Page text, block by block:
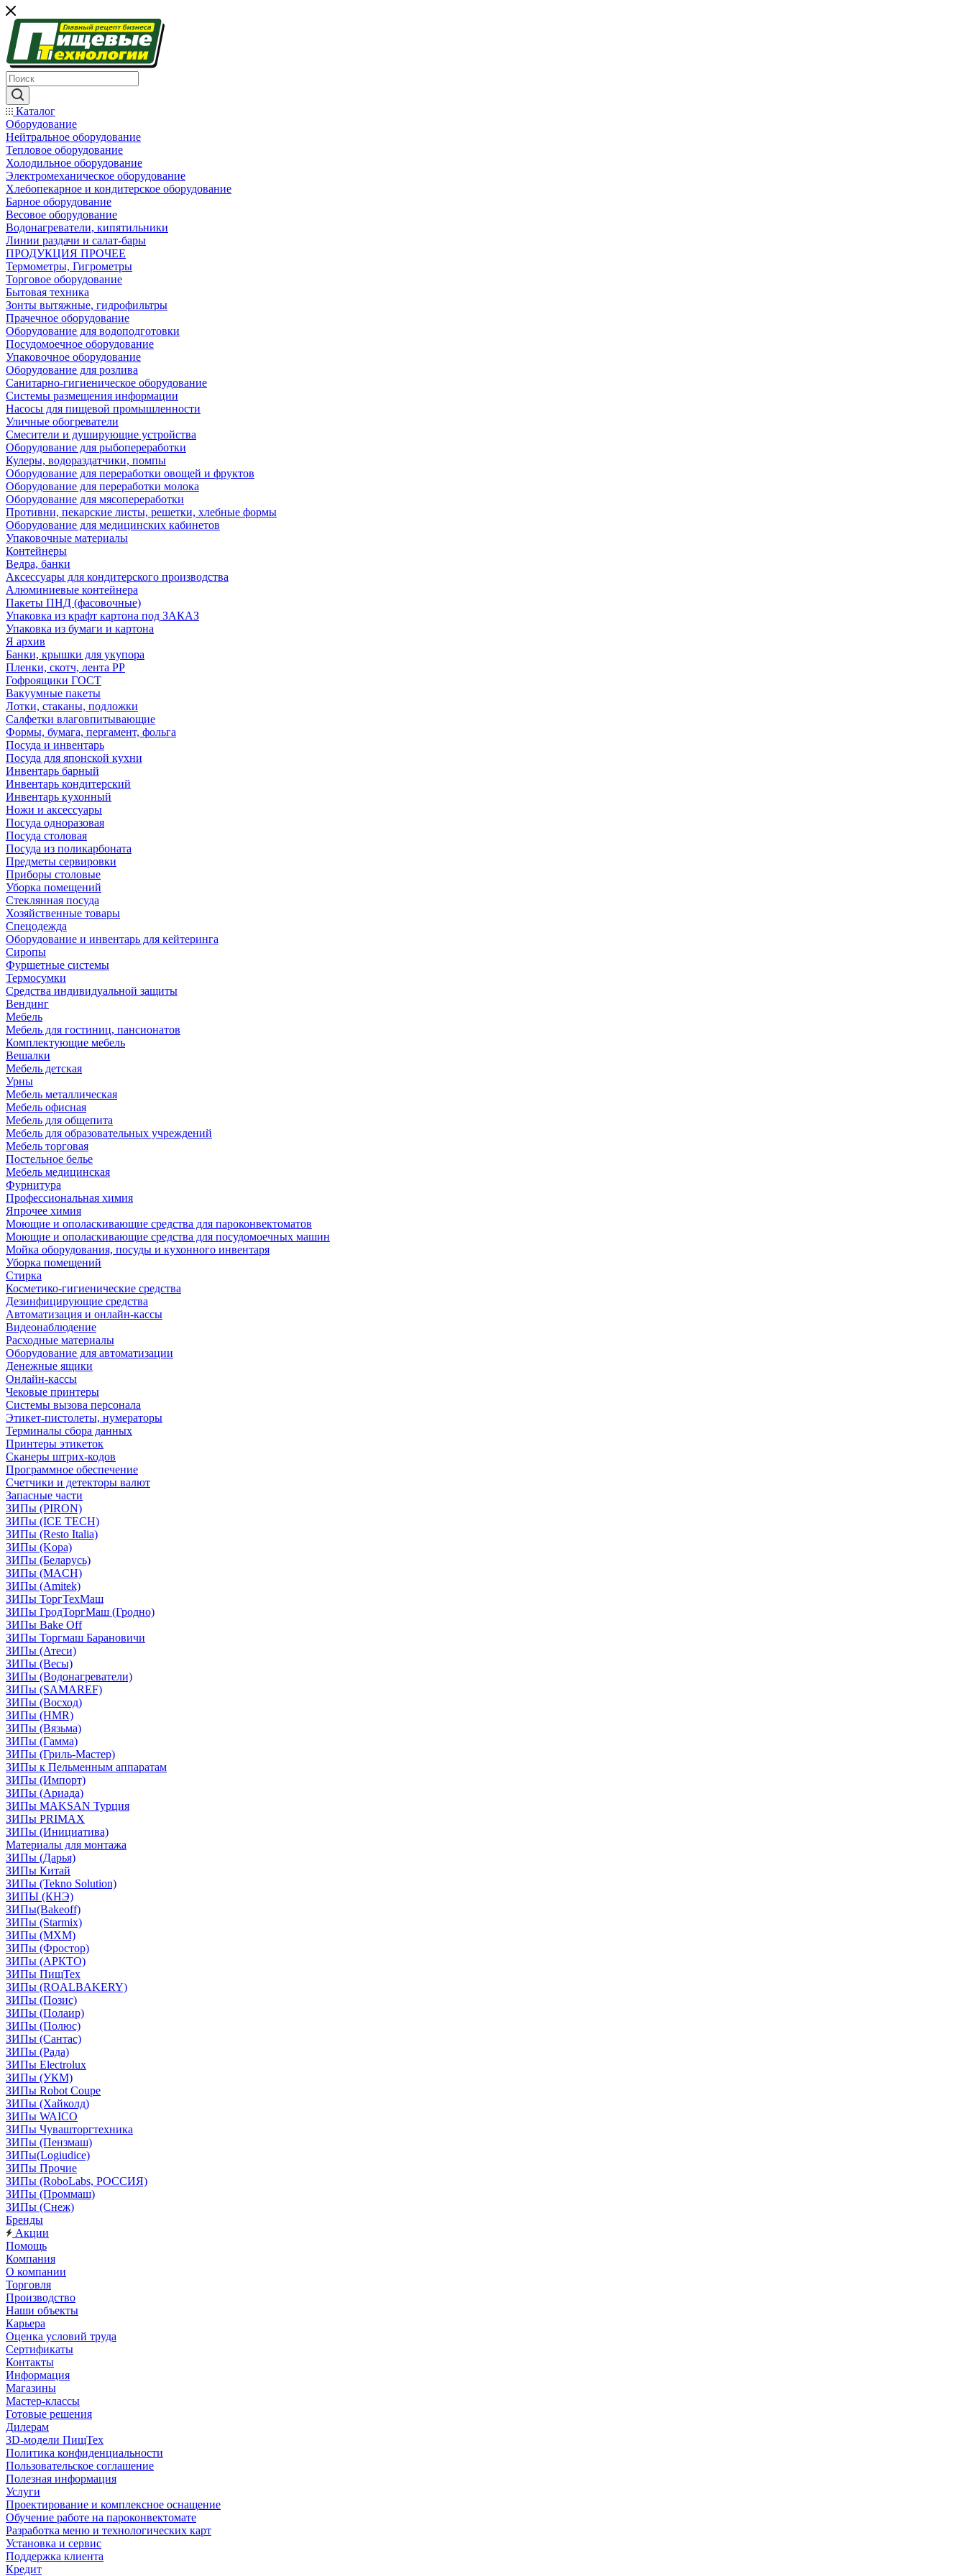
Каталог
Оборудование
Нейтральное оборудование
Тепловое оборудование
Холодильное оборудование
Электромеханическое оборудование
Хлебопекарное и кондитерское оборудование
Барное оборудование
Весовое оборудование
Водонагреватели, кипятильники
Линии раздачи и салат-бары
ПРОДУКЦИЯ ПРОЧЕЕ
Термометры, Гигрометры
Торговое оборудование
Бытовая техника
Зонты вытяжные, гидрофильтры
Прачечное оборудование
Оборудование для водоподготовки
Посудомоечное оборудование
Упаковочное оборудование
Оборудование для розлива
Санитарно-гигиеническое оборудование
Системы размещения информации
Насосы для пищевой промышленности
Уличные обогреватели
Смесители и душирующие устройства
Оборудование для рыбопереработки
Кулеры, водораздатчики, помпы
Оборудование для переработки овощей и фруктов
Оборудование для переработки молока
Оборудование для мясопереработки
Противни, пекарские листы, решетки, хлебные формы
Оборудование для медицинских кабинетов
Упаковочные материалы
Контейнеры
Ведра, банки
Аксессуары для кондитерского производства
Алюминиевые контейнера
Пакеты ПНД (фасовочные)
Упаковка из крафт картона под ЗАКАЗ
Упаковка из бумаги и картона
Я архив
Банки, крышки для укупора
Пленки, скотч, лента РР
Гофроящики ГОСТ
Вакуумные пакеты
Лотки, стаканы, подложки
Салфетки влаговпитывающие
Формы, бумага, пергамент, фольга
Посуда и инвентарь
Посуда для японской кухни
Инвентарь барный
Инвентарь кондитерский
Инвентарь кухонный
Ножи и аксессуары
Посуда одноразовая
Посуда столовая
Посуда из поликарбоната
Предметы сервировки
Приборы столовые
Уборка помещений
Стеклянная посуда
Хозяйственные товары
Спецодежда
Оборудование и инвентарь для кейтеринга
Сиропы
Фуршетные системы
Термосумки
Средства индивидуальной защиты
Вендинг
Мебель
Мебель для гостиниц, пансионатов
Комплектующие мебель
Вешалки
Мебель детская
Урны
Мебель металлическая
Мебель офисная
Мебель для общепита
Мебель для образовательных учреждений
Мебель торговая
Постельное белье
Мебель медицинская
Фурнитура
Профессиональная химия
Япрочее химия
Моющие и ополаскивающие средства для пароконвектоматов
Моющие и ополаскивающие средства для посудомоечных машин
Мойка оборудования, посуды и кухонного инвентаря
Уборка помещений
Стирка
Косметико-гигиенические средства
Дезинфицирующие средства
Автоматизация и онлайн-кассы
Видеонаблюдение
Расходные материалы
Оборудование для автоматизации
Денежные ящики
Онлайн-кассы
Чековые принтеры
Системы вызова персонала
Этикет-пистолеты, нумераторы
Терминалы сбора данных
Принтеры этикеток
Сканеры штрих-кодов
Программное обеспечение
Счетчики и детекторы валют
Запасные части
ЗИПы (PIRON)
ЗИПы (ICE TECH)
ЗИПы (Resto Italia)
ЗИПы (Kopa)
ЗИПы (Беларусь)
ЗИПы (MACH)
ЗИПы (Amitek)
ЗИПы ТоргТехМаш
ЗИПы ГродТоргМаш (Гродно)
ЗИПы Bake Off
ЗИПы Торгмаш Барановичи
ЗИПы (Атеси)
ЗИПы (Весы)
ЗИПы (Водонагреватели)
ЗИПы (SAMAREF)
ЗИПы (Восход)
ЗИПы (HMR)
ЗИПы (Вязьма)
ЗИПы (Гамма)
ЗИПы (Гриль-Мастер)
ЗИПы к Пельменным аппаратам
ЗИПы (Импорт)
ЗИПы (Ариада)
ЗИПы MAKSAN Турция
ЗИПы PRIMAX
ЗИПы (Инициатива)
Материалы для монтажа
ЗИПы (Дарья)
ЗИПы Китай
ЗИПы (Tekno Solution)
ЗИПЫ (КНЭ)
ЗИПы(Bakeoff)
ЗИПы (Starmix)
ЗИПы (МХМ)
ЗИПы (Фростор)
ЗИПы (АРКТО)
ЗИПы ПищТех
ЗИПы (ROALBAKERY)
ЗИПы (Позис)
ЗИПы (Полаир)
ЗИПы (Полюс)
ЗИПы (Сантас)
ЗИПы (Рада)
ЗИПы Electrolux
ЗИПы (УКМ)
ЗИПы Robot Coupe
ЗИПы (Хайколд)
ЗИПы WAICO
ЗИПы Чувашторгтехника
ЗИПы (Пензмаш)
ЗИПы(Logiudice)
ЗИПы Прочие
ЗИПы (RoboLabs, РОССИЯ)
ЗИПы (Проммаш)
ЗИПы (Снеж)
Бренды
Акции
Помощь
Компания
О компании
Торговля
Производство
Наши объекты
Карьера
Оценка условий труда
Сертификаты
Контакты
Информация
Магазины
Мастер-классы
Готовые решения
Дилерам
3D-модели ПищТех
Политика конфиденциальности
Пользовательское соглашение
Полезная информация
Услуги
Проектирование и комплексное оснащение
Обучение работе на пароконвектомате
Разработка меню и технологических карт
Установка и сервис
Поддержка клиента
Кредит